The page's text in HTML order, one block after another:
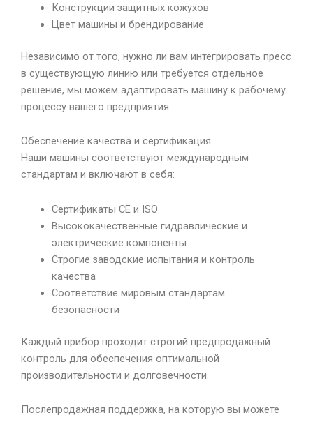
Конструкции защитных кожухов
Цвет машины и брендирование
Независимо от того, нужно ли вам интегрировать пресс
в существующую линию или требуется отдельное
решение, мы можем адаптировать машину к рабочему
процессу вашего предприятия.
Обеспечение качества и сертификация
Наши машины соответствуют международным
стандартам и включают в себя:
Сертификаты CE и ISO
Высококачественные гидравлические и
электрические компоненты
Строгие заводские испытания и контроль
качества
Соответствие мировым стандартам
безопасности
Каждый прибор проходит строгий предпродажный
контроль для обеспечения оптимальной
производительности и долговечности.
Послепродажная поддержка, на которую вы можете